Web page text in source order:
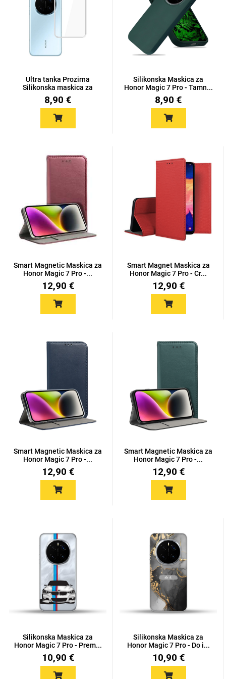
Ultra tanka Prozirna
Silikonska maskica za
Hon...
8,90 €
Silikonska Maskica za
Honor Magic 7 Pro - Tamn...
8,90 €
Smart Magnetic Maskica za
Honor Magic 7 Pro -...
12,90 €
Smart Magnet Maskica za
Honor Magic 7 Pro - Cr...
12,90 €
Smart Magnetic Maskica za
Honor Magic 7 Pro -...
12,90 €
Smart Magnetic Maskica za
Honor Magic 7 Pro -...
12,90 €
Silikonska Maskica za
Honor Magic 7 Pro - Prem...
10,90 €
Silikonska Maskica za
Honor Magic 7 Pro - Do i...
10,90 €
Sleng Feel Good
Svemirska kolekcija Valentinovo
Love motivi I Need Some Space
Zodiac Halloween
Doodles Apstraktni motivi
Monogrami Dječji motivi
Univerzalne futrole i
Preklopne maskice